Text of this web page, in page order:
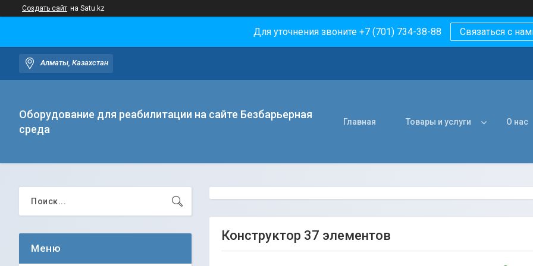
Создать сайт на Satu.kz
Для уточнения звоните +7 (701) 734-38-88 Связаться с
Алматы, Казахстан
Оборудование для реабилитации на сайте Безбарьерная
среда
Главная Товары и услуги О нас
Конструктор 37 элементов